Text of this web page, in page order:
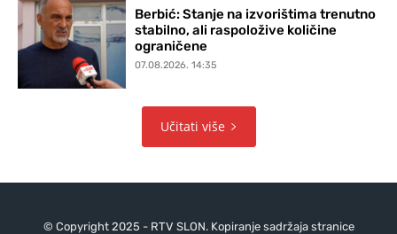
Berbić: Stanje na izvorištima trenutno
stabilno, ali raspoložive količine
ograničene
07.08.2026. 14:35
Učitati više
© Copyright 2025 - RTV SLON. Kopiranje sadržaja stranice